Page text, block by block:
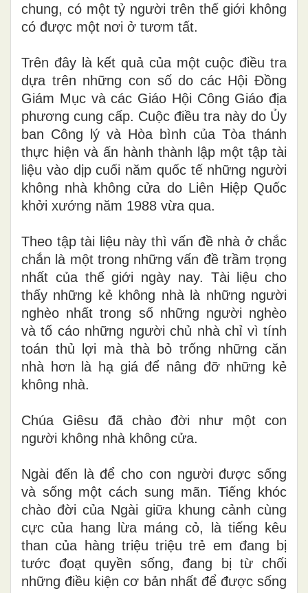
chung, có một tỷ người trên thế giới không
có được một nơi ở tươm tất.
Trên đây là kết quả của một cuộc điều tra
dựa trên những con số do các Hội Ðồng
Giám Mục và các Giáo Hội Công Giáo địa
phương cung cấp. Cuộc điều tra này do Ủy
ban Công lý và Hòa bình của Tòa thánh
thực hiện và ấn hành thành lập một tập tài
liệu vào dịp cuối năm quốc tế những người
không nhà không cửa do Liên Hiệp Quốc
khởi xướng năm 1988 vừa qua.
Theo tập tài liệu này thì vấn đề nhà ở chắc
chắn là một trong những vấn đề trầm trọng
nhất của thế giới ngày nay. Tài liệu cho
thấy những kẻ không nhà là những người
nghèo nhất trong số những người nghèo
và tố cáo những người chủ nhà chỉ vì tính
toán thủ lợi mà thà bỏ trống những căn
nhà hơn là hạ giá để nâng đỡ những kẻ
không nhà.
Chúa Giêsu đã chào đời như một con
người không nhà không cửa.
Ngài đến là để cho con người được sống
và sống một cách sung mãn. Tiếng khóc
chào đời của Ngài giữa khung cảnh cùng
cực của hang lừa máng cỏ, là tiếng kêu
than của hàng triệu triệu trẻ em đang bị
tước đoạt quyền sống, đang bị từ chối
những điều kiện cơ bản nhất để được sống